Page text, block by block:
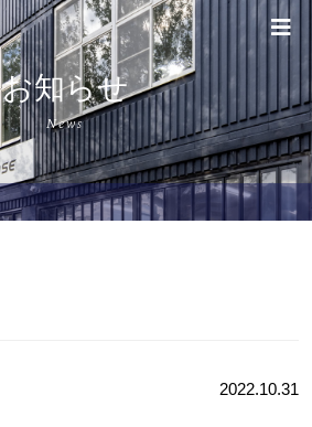
お知らせ
News
2022.10.31